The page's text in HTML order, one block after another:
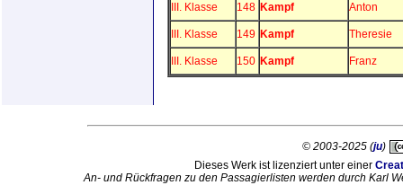
III. Klasse 148 Kampf Anton
III. Klasse 149 Kampf Theresie
III. Klasse 150 Kampf Franz
© 2003-2025 (ju)
Dieses Werk ist lizenziert unter einer
An- und Rückfragen zu den Passagierlisten werden durch Karl